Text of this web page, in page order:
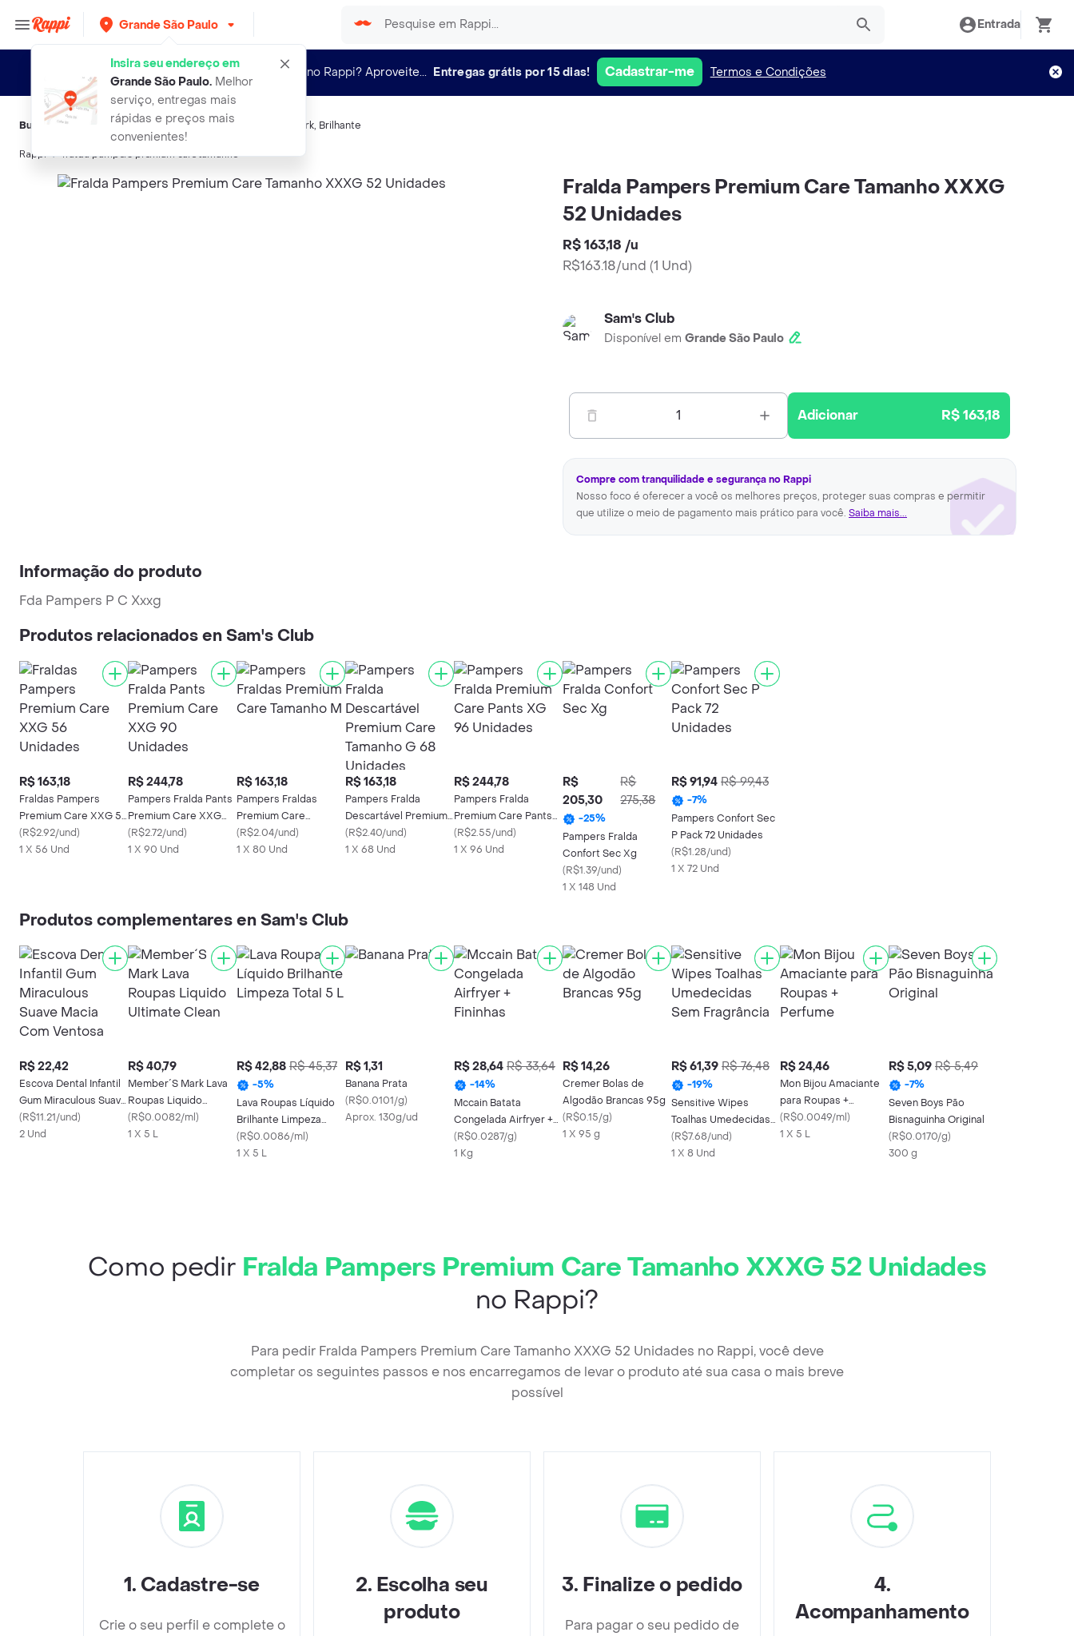
Grande São Paulo
Insira seu endereço em
Grande São Paulo.Melhor
serviço, entregas mais
rápidas e preços mais
convenientes!
Entrada
Novo no Rappi? Aproveite... Entregas grátis por 15 dias! Cadastrar-me Termos e Condições
Buscas relacionadas:Fraldas, Pampers ,Gum, Member´S Mark, Brilhante
Rappi fralda pampers premium care tamanho
Fralda Pampers Premium Care Tamanho XXXG
52 Unidades
R$ 163,18 /u
R$163.18/und (1 Und)
Sam's Club
Disponível em Grande São Paulo
1 Adicionar R$ 163,18
Compre com tranquilidade e segurança no Rappi
Nosso foco é oferecer a você os melhores preços, proteger suas compras e permitir
que utilize o meio de pagamento mais prático para você. Saiba mais...
Informação do produto
Fda Pampers P C Xxxg
Produtos relacionados en Sam's Club
R$ 163,18
Fraldas Pampers
Premium Care XXG 56
Unidades
(R$2.92/und)
1 X 56 Und
R$ 244,78
Pampers Fralda Pants
Premium Care XXG
90 Unidades
(R$2.72/und)
1 X 90 Und
R$ 163,18
Pampers Fraldas
Premium Care
Tamanho M
(R$2.04/und)
1 X 80 Und
R$ 163,18
Pampers Fralda
Descartável Premium
Care Tamanho G 68
Unidades
(R$2.40/und)
1 X 68 Und
R$ 244,78
Pampers Fralda
Premium Care Pants
XG 96 Unidades
(R$2.55/und)
1 X 96 Und
R$
205,30
R$
275,38
-25%
Pampers Fralda
Confort Sec Xg
(R$1.39/und)
1 X 148 Und
R$ 91,94 R$ 99,43
-7%
Pampers Confort Sec
P Pack 72 Unidades
(R$1.28/und)
1 X 72 Und
Produtos complementares en Sam's Club
R$ 22,42
Escova Dental Infantil
Gum Miraculous Suave
Macia Com Ventosa
(R$11.21/und)
2 Und
R$ 40,79
Member´S Mark Lava
Roupas Liquido
Ultimate Clean
(R$0.0082/ml)
1 X 5 L
R$ 42,88 R$ 45,37
-5%
Lava Roupas Líquido
Brilhante Limpeza
Total 5 L
(R$0.0086/ml)
1 X 5 L
R$ 1,31
Banana Prata
(R$0.0101/g)
Aprox. 130g/ud
R$ 28,64 R$ 33,64
-14%
Mccain Batata
Congelada Airfryer +
Fininhas
(R$0.0287/g)
1 Kg
R$ 14,26
Cremer Bolas de
Algodão Brancas 95g
(R$0.15/g)
1 X 95 g
R$ 61,39 R$ 76,48
-19%
Sensitive Wipes
Toalhas Umedecidas
Sem Fragrância
(R$7.68/und)
1 X 8 Und
R$ 24,46
Mon Bijou Amaciante
para Roupas +
Perfume
(R$0.0049/ml)
1 X 5 L
R$ 5,09 R$ 5,49
-7%
Seven Boys Pão
Bisnaguinha Original
(R$0.0170/g)
300 g
Como pedir Fralda Pampers Premium Care Tamanho XXXG 52 Unidades
no Rappi?
Para pedir Fralda Pampers Premium Care Tamanho XXXG 52 Unidades no Rappi, você deve
completar os seguintes passos e nos encarregamos de levar o produto até sua casa o mais breve
possível
1. Cadastre-se
Crie o seu perfil e complete o
2. Escolha seu
produto
3. Finalize o pedido
Para pagar o seu pedido de
4.
Acompanhamento